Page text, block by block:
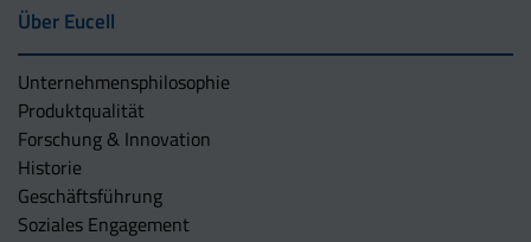
Über Eucell
Unternehmens­philosophie
Produktqualität
Forschung & Innovation
Historie
Geschäftsführung
Soziales Engagement